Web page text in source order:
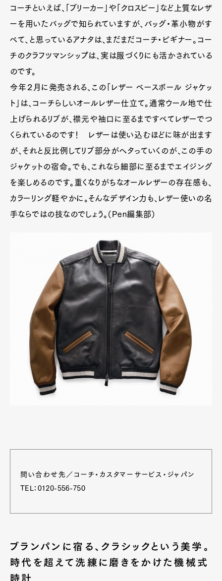
コーチといえば、「ブリーカー」や「クロスビー」など上質なレザ
ーを用いたバッグで知られていますが、バッグ・革小物がす
べて、と思っているアナタは、まだまだコーチ・ビギナー。コー
チのクラフツマンシップは、実は服づくりにも活かされている
のです。
今年２月に発売される、この「レザー ベースボール ジャケッ
ト」は、コーチらしいオールレザー仕立て。通常ウール地で仕
上げられるリブが、襟元や袖口に至るまですべてレザーでつ
くられているのです！ レザーは使い込むほどに味が出ます
が、それと反比例してリブ部分がヘタっていくのが、この手の
ジャケットの宿命。でも、これなら細部に至るまでエイジング
を楽しめるのです。重くなりがちなオールレザーの存在感も、
カラーリング軽やかに。そんなデザイン力も、レザー使いの名
手ならではの技なのでしょう。（Pen編集部）
問い合わせ先／コーチ・カスタマーサービス・ジャパン
TEL：0120-556-750
ブランパンに宿る、クラシックという美学。
時代を超えて洗練に磨きをかけた機械式
時計